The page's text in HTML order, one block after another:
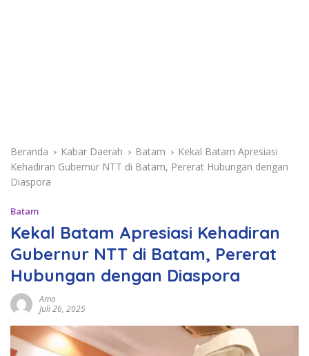
Beranda Kabar Daerah Batam
Kekal Batam Apresiasi
Kehadiran Gubernur NTT di Batam, Pererat Hubungan dengan
Diaspora
Batam
Kekal Batam Apresiasi Kehadiran
Gubernur NTT di Batam, Pererat
Hubungan dengan Diaspora
Amo
Juli 26, 2025